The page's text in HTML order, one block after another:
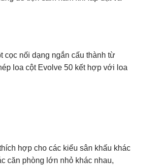
cọc nối dạng ngắn cấu thành từ
loa cột Evolve 50 kết hợp với loa
hợp cho các kiểu sân khấu khác
căn phòng lớn nhỏ khác nhau,